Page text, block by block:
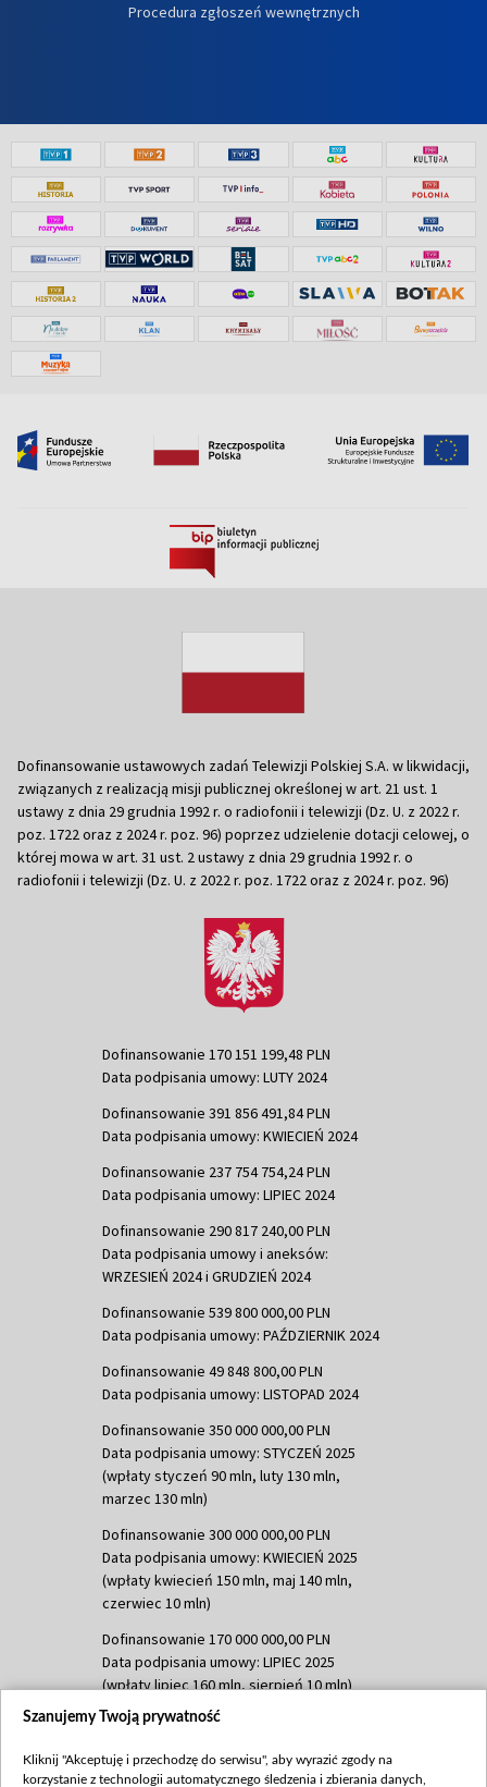
Procedura zgłoszeń wewnętrznych
Dofinansowanie ustawowych zadań Telewizji Polskiej S.A. w likwidacji,
związanych z realizacją misji publicznej określonej w art. 21 ust. 1
ustawy z dnia 29 grudnia 1992 r. o radiofonii i telewizji (Dz. U. z 2022 r.
poz. 1722 oraz z 2024 r. poz. 96) poprzez udzielenie dotacji celowej, o
której mowa w art. 31 ust. 2 ustawy z dnia 29 grudnia 1992 r. o
radiofonii i telewizji (Dz. U. z 2022 r. poz. 1722 oraz z 2024 r. poz. 96)
Dofinansowanie 170 151 199,48 PLN
Data podpisania umowy: LUTY 2024
Dofinansowanie 391 856 491,84 PLN
Data podpisania umowy: KWIECIEŃ 2024
Dofinansowanie 237 754 754,24 PLN
Data podpisania umowy: LIPIEC 2024
Dofinansowanie 290 817 240,00 PLN
Data podpisania umowy i aneksów:
WRZESIEŃ 2024 i GRUDZIEŃ 2024
Dofinansowanie 539 800 000,00 PLN
Data podpisania umowy: PAŹDZIERNIK 2024
Dofinansowanie 49 848 800,00 PLN
Data podpisania umowy: LISTOPAD 2024
Dofinansowanie 350 000 000,00 PLN
Data podpisania umowy: STYCZEŃ 2025
(wpłaty styczeń 90 mln, luty 130 mln,
marzec 130 mln)
Dofinansowanie 300 000 000,00 PLN
Data podpisania umowy: KWIECIEŃ 2025
(wpłaty kwiecień 150 mln, maj 140 mln,
czerwiec 10 mln)
Dofinansowanie 170 000 000,00 PLN
Data podpisania umowy: LIPIEC 2025
(wpłaty lipiec 160 mln, sierpień 10 mln)
Dofinansowanie 60 000 000,00 PLN
(wpłata wrzesień 60 mln)
Szanujemy Twoją prywatność
Kliknij "Akceptuję i przechodzę do serwisu", aby wyrazić zgody na
korzystanie z technologii automatycznego śledzenia i zbierania danych,